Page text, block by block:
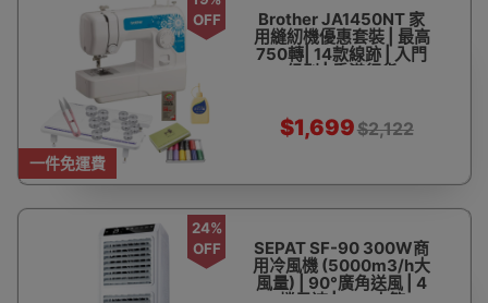
一件免運費
OFF
Brother JA1450NT 家
用縫紉機優惠套裝 | 最高
750轉| 14款線跡 | 入門
級別 | 香港行貨
$1,699$2,122
24%
OFF
SEPAT SF-90 300W商
用冷風機 (5000m3/h大
風量) | 90°廣角送風 | 4